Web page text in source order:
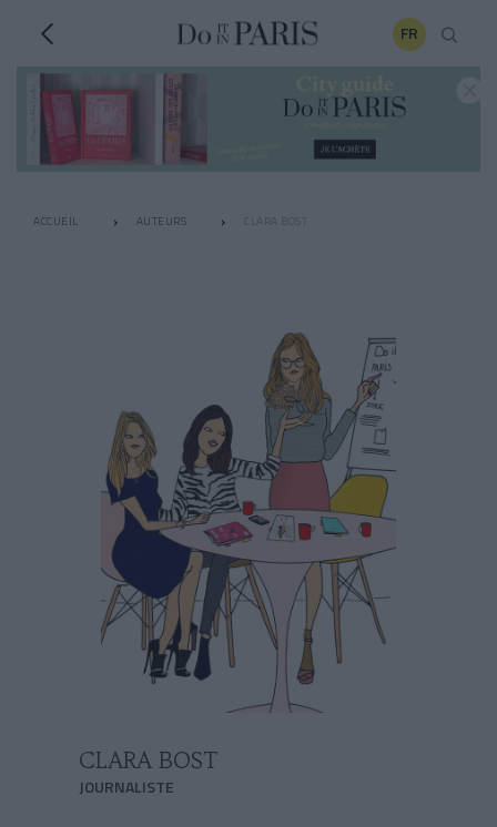
FR
ACCUEIL AUTEURS CLARA BOST
CLARA BOST
JOURNALISTE